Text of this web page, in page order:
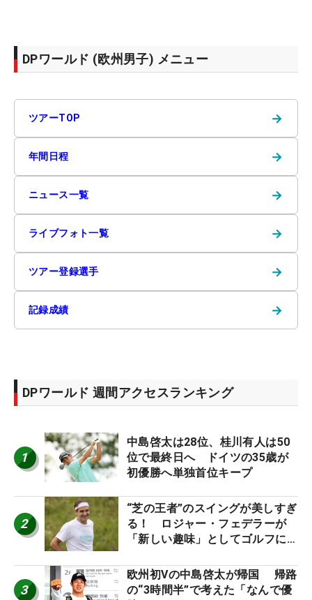
DPワールド (欧州男子) メニュー
ツアーTOP →
年間日程 →
ニュース一覧 →
ライブフォト一覧 →
ツアー登録選手 →
記録成績 →
DPワールド 週間アクセスランキング
1
中島啓太は28位、桂川有人は50
位で最終日へ ドイツの35歳が
初優勝へ単独首位キープ
2
“芝の王者”のスイングが美しすぎ
る！ ロジャー・フェデラーが
「新しい趣味」としてゴルフに挑
3
欧州初Vの中島啓太が帰国 帰路
の“3時間半”で考えた「なんで優